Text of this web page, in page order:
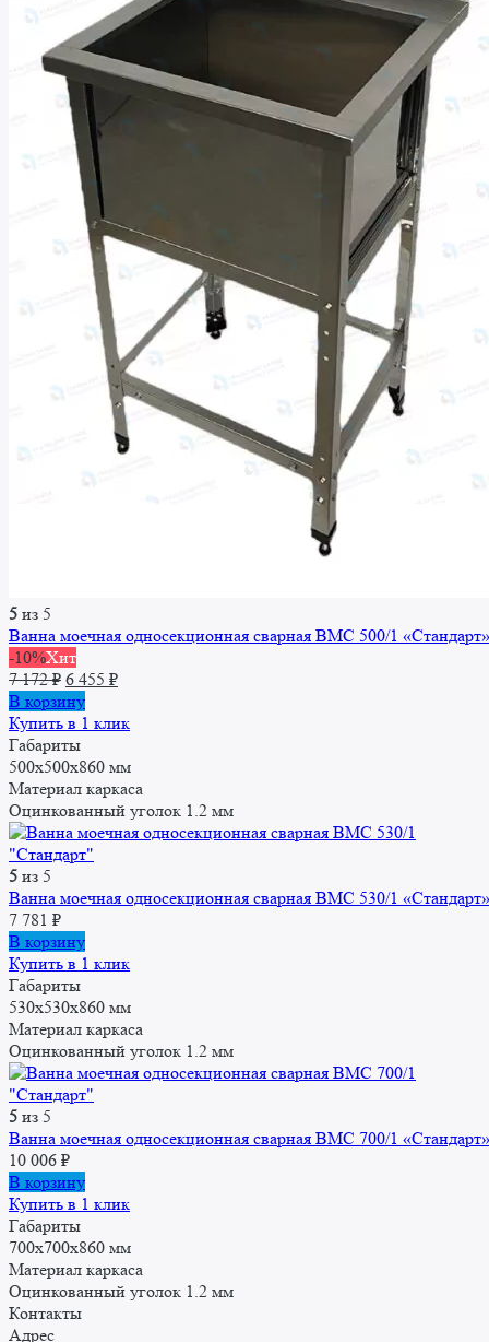
5 из 5
Ванна моечная односекционная сварная ВМC 500/1 «Стандарт»
-10%Хит
7 172₽ Первоначальная
цена
составляла
7
172 ₽.
6 455 ₽Текущая
6
В корзину
Купить в 1 клик
Габариты
500x500x860 мм
Материал каркаса
Оцинкованный уголок 1.2 мм
5 из 5
Ванна моечная односекционная сварная ВМС 530/1 «Стандарт»
7 781 ₽
В корзину
Купить в 1 клик
Габариты
530x530x860 мм
Материал каркаса
Оцинкованный уголок 1.2 мм
5 из 5
Ванна моечная односекционная сварная ВМС 700/1 «Стандарт»
10 006 ₽
В корзину
Купить в 1 клик
Габариты
700x700x860 мм
Материал каркаса
Оцинкованный уголок 1.2 мм
Контакты
Адрес